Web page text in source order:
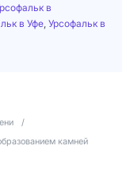
в
в Уфе Урсофальк в
/
камней